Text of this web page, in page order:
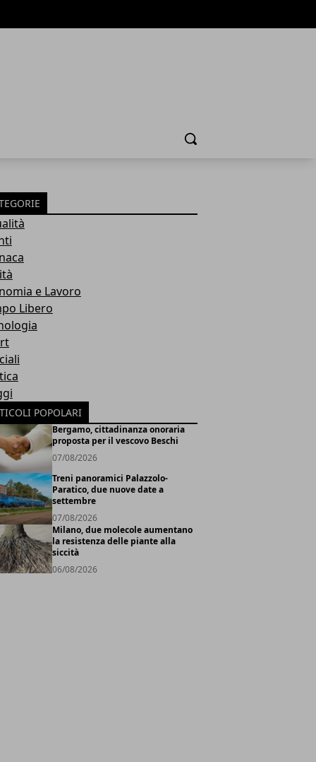
Cerca
e Lavoro
Libero
POPOLARI
Bergamo, cittadinanza onoraria
proposta per il vescovo Beschi
07/08/2026
Treni panoramici Palazzolo-
Paratico, due nuove date a
settembre
07/08/2026
Milano, due molecole aumentano
la resistenza delle piante alla
siccità
06/08/2026